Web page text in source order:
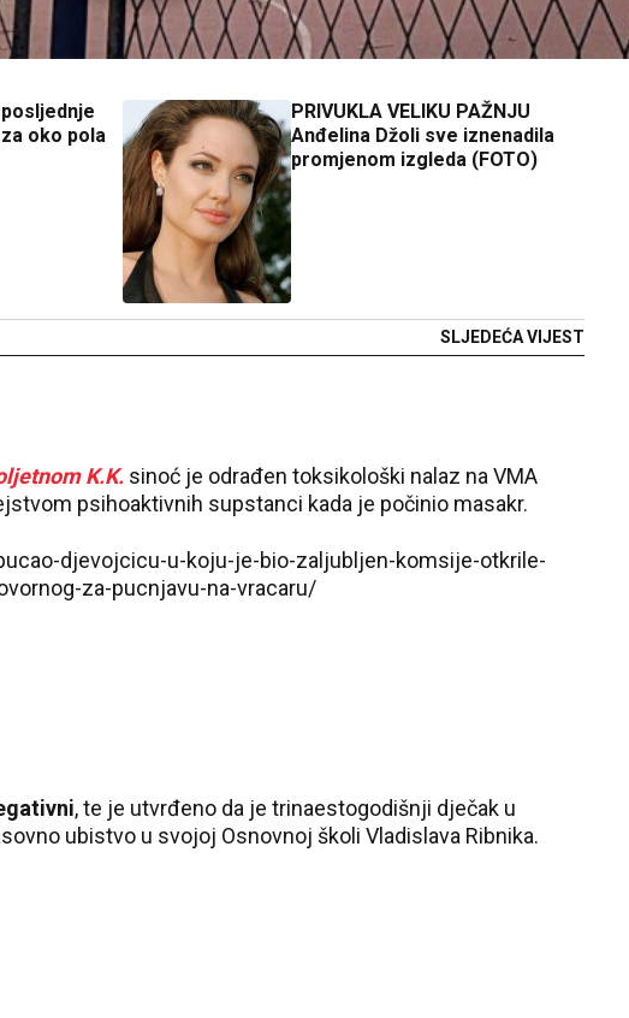
oko pola
PRIVUKLA VELIKU PAŽNJU
Anđelina Džoli sve iznenadila
promjenom izgleda (FOTO)
SLJEDEĆA VIJEST
K.K. sinoć je odrađen toksikološki nalaz na VMA
psihoaktivnih supstanci kada je počinio masakr.
djevojcicu-u-koju-je-bio-zaljubljen-komsije-otkrile-
za-pucnjavu-na-vracaru/
, te je utvrđeno da je trinaestogodišnji dječak u
ubistvo u svojoj Osnovnoj školi Vladislava Ribnika.